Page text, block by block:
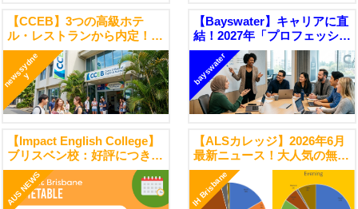
【CCEB】3つの高級ホテ
ル・レストランから内定！ホ
テル業界に強いワーキングホ
リデープログラムで夢を掴む
n
e
w
s
s
y
d
n
e
y
【Bayswater】キャリアに直
結！2027年「プロフェッショ
ナルコース」開講スケジュー
ル＆詳細が決定！
bayswater
【Impact English College】
ブリスベン校：好評につき延
長決定！全コース「午前中授
業」継続のお知らせ
AUS NEWS
【ALSカレッジ】2026年6月
最新ニュース！大人気の無料
バス旅行から進学パスウェイ
の最新アップデートまで
IH Brisbane